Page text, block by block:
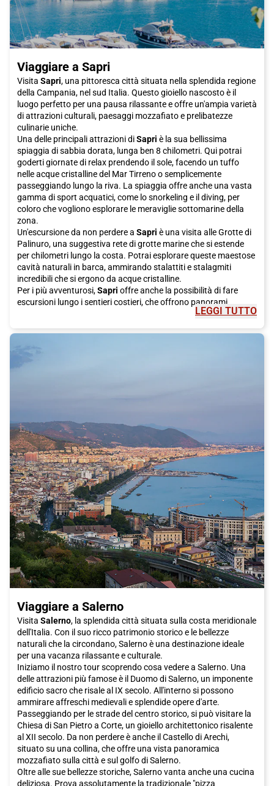
Viaggiare a Sapri
Visita Sapri, una pittoresca città situata nella splendida regione
della Campania, nel sud Italia. Questo gioiello nascosto è il
luogo perfetto per una pausa rilassante e offre un'ampia varietà
di attrazioni culturali, paesaggi mozzafiato e prelibatezze
culinarie uniche.
Una delle principali attrazioni diSapri è la sua bellissima
spiaggia di sabbia dorata, lunga ben 8 chilometri. Qui potrai
goderti giornate di relax prendendo il sole, facendo un tuffo
nelle acque cristalline del Mar Tirreno o semplicemente
passeggiando lungo la riva. La spiaggia offre anche una vasta
gamma di sport acquatici, come lo snorkeling e il diving, per
coloro che vogliono esplorare le meraviglie sottomarine della
zona.
Un'escursione da non perdere a Sapri è una visita alle Grotte di
Palinuro, una suggestiva rete di grotte marine che si estende
per chilometri lungo la costa. Potrai esplorare queste maestose
cavità naturali in barca, ammirando stalattiti e stalagmiti
incredibili che si ergono da acque cristalline.
Per i più avventurosi,Sapri offre anche la possibilità di fare
escursioni lungo i sentieri costieri, che offrono panorami
mozzafiato sulla costa e sulla campagna circostante. Potrai
locali.
Parlando di specialità locali, la cucina di
Sapriè una vera delizia
per il palato. La città è famosa per il suo pesce fresco e i sapori
mediterranei. Non perderti l'occasione di gustare piatti
tradizionali come la zuppa di pesce, la pasta con le sarde o i
calamari ripieni. Queste prelibatezze culinarie si sposano
perfettamente con i vini locali, come il famoso Aglianico del
Vulture.
Per raggiungereSapri, ti consigliamo di scegliere il treno Italo.
Italo offre un servizio confortevole e veloce, offrendoti
l'opportunità di goderti il viaggio mentre ti dirigi verso questa
splendida destinazione. Con le sue vetture spaziose e moderne,
Italo ti garantirà un viaggio senza stress.
In sintesi, una visita aSapri è una scelta ideale per coloro che
quotidiana. Con le sue spiagge incantevoli, le grotte marittime
affascinanti, la ricca storia e la cucina deliziosa,
Sapri
conquisterà sicuramente. Non perdere l'opportunità di vivere
un'esperienza indimenticabile in questa affascinante città.
Prenota il tuo biglietto Italo per
Sapri
per un viaggio che ti porterà alla scoperta di questa
meravigliosa destinazione!
LEGGI TUTTO
Viaggiare a Salerno
Visita Salerno, la splendida città situata sulla costa meridionale
dell'Italia. Con il suo ricco patrimonio storico e le bellezze
naturali che la circondano, Salerno è una destinazione ideale
per una vacanza rilassante e culturale.
Iniziamo il nostro tour scoprendo cosa vedere a Salerno. Una
delle attrazioni più famose è il Duomo di Salerno, un imponente
edificio sacro che risale al IX secolo. All'interno si possono
ammirare affreschi medievali e splendide opere d'arte.
Passeggiando per le strade del centro storico, si può visitare la
Chiesa di San Pietro a Corte, un gioiello architettonico risalente
al XII secolo. Da non perdere è anche il Castello di Arechi,
situato su una collina, che offre una vista panoramica
mozzafiato sulla città e sul golfo di Salerno.
Oltre alle sue bellezze storiche, Salerno vanta anche una cucina
deliziosa. Prova assolutamente la tradizionale "pizza